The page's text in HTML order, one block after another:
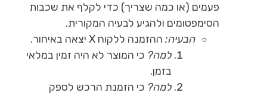
פעמים (או כמה שצריך) כדי לקלף את שכבות
הסימפטומים ולהגיע לבעיה המקורית.
הבעיה: ההזמנה ללקוח X יצאה באיחור.
למה? כי המוצר לא היה זמין במלאי
בזמן.
למה? כי הזמנת הרכש לספק